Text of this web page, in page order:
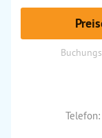
Telefon: